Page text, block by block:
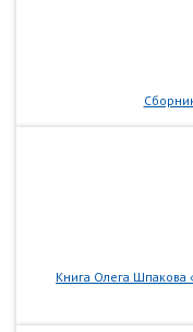
Книга Олега Шпакова